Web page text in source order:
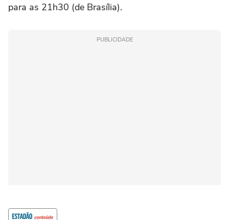
para as 21h30 (de Brasília).
PUBLICIDADE